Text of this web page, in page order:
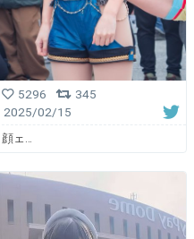
5296
345
2025/02/15
顔ェ…